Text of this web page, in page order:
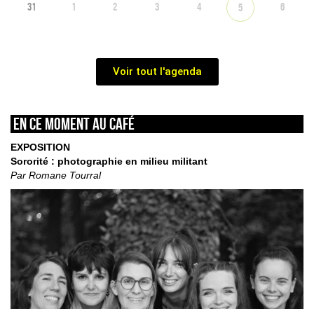
31 1 2 3 4 5 6
Voir tout l'agenda
En ce moment au café
EXPOSITION
Sororité : photographie en milieu militant
Par Romane Tourral